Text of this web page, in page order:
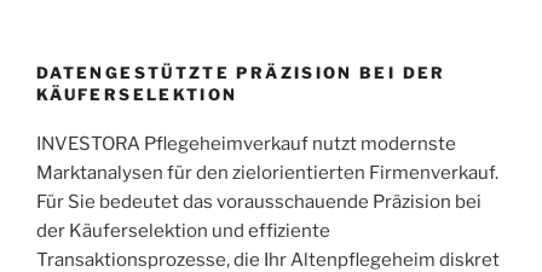
DATENGESTÜTZTE PRÄZISION BEI DER
KÄUFERSELEKTION
INVESTORA Pflegeheimverkauf nutzt modernste
Marktanalysen für den zielorientierten Firmenverkauf.
Für Sie bedeutet das vorausschauende Präzision bei
der Käuferselektion und effiziente
Transaktionsprozesse, die Ihr Altenpflegeheim diskret